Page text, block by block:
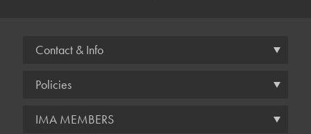
Contact & Info
Policies
IMA MEMBERS